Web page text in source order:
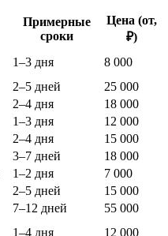
Примерные
сроки
Цена (от,
₽)
1–3 дня
8 000
2–5 дней
25 000
2–4 дня
18 000
1–3 дня
12 000
2–4 дня
15 000
3–7 дней
18 000
1–2 дня
7 000
2–5 дней
15 000
7–12 дней
55 000
1–4 дня
12 000